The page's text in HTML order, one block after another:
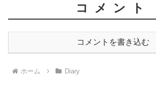
コメント
コメントを書き込む
ホーム Diary